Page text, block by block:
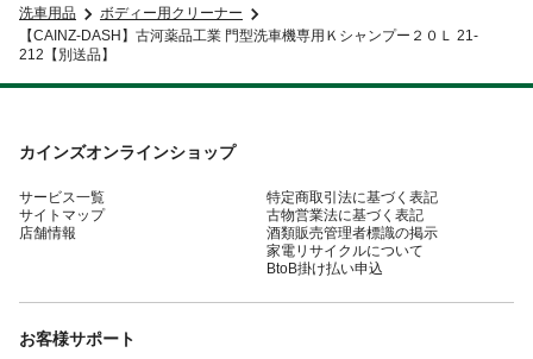
洗車用品
ボディー用クリーナー
【CAINZ-DASH】古河薬品工業 門型洗車機専用Ｋシャンプー２０Ｌ 21-
212【別送品】
カインズオンラインショップ
サービス一覧
サイトマップ
店舗情報
特定商取引法に基づく表記
古物営業法に基づく表記
酒類販売管理者標識の掲示
家電リサイクルについて
BtoB掛け払い申込
お客様サポート